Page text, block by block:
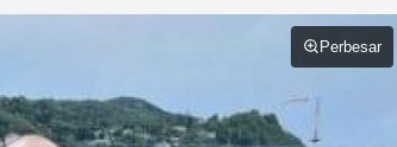
Perbesar